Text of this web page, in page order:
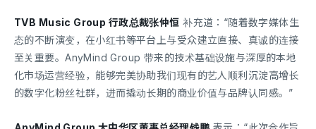
TVB Music Group 行政总裁张仲恒 补充道：“随着数字媒体生
态的不断演变，在小红书等平台上与受众建立直接、真诚的连接
至关重要。AnyMind Group 带来的技术基础设施与深厚的本地
化市场运营经验，能够完美协助我们现有的艺人顺利沉淀高增长
的数字化粉丝社群，进而撬动长期的商业价值与品牌认同感。”